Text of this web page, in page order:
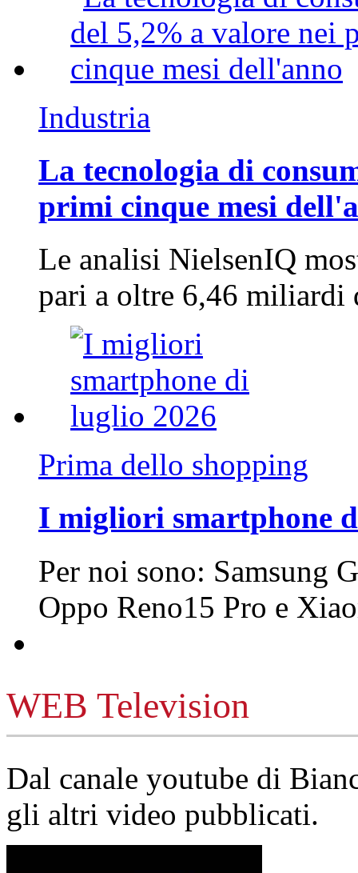
Industria
La tecnologia di
primi cinque mesi
Le analisi NielsenIQ
pari a oltre 6,46
Prima dello shopping
I migliori smartphone
Per noi sono: Samsung
Oppo Reno15 Pro e
WEB Television
Dal canale youtube di
gli altri video pubblicati.